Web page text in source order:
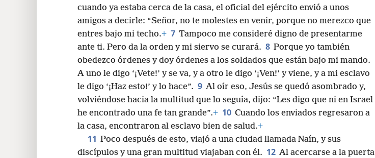
cuando ya estaba cerca de la casa, el oficial del ejército envió a unos
amigos a decirle: “Señor, no te molestes en venir, porque no merezco que
entres bajo mi techo.+ 7 Tampoco me consideré digno de presentarme
ante ti. Pero da la orden y mi siervo se curará. 8 Porque yo también
obedezco órdenes y doy órdenes a los soldados que están bajo mi mando.
A uno le digo ‘¡Vete!’ y se va, y a otro le digo ‘¡Ven!’ y viene, y a mi esclavo
le digo ‘¡Haz esto!’ y lo hace”. 9 Al oír eso, Jesús se quedó asombrado y,
volviéndose hacia la multitud que lo seguía, dijo: “Les digo que ni en Israel
he encontrado una fe tan grande”.+ 10 Cuando los enviados regresaron a
la casa, encontraron al esclavo bien de salud.+
11 Poco después de esto, viajó a una ciudad llamada Naín, y sus
discípulos y una gran multitud viajaban con él. 12 Al acercarse a la puerta